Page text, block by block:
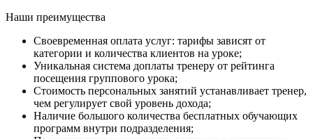
Наши преимущества
Своевременная оплата услуг: тарифы зависят от
категории и количества клиентов на уроке;
Уникальная система доплаты тренеру от рейтинга
посещения группового урока;
Стоимость персональных занятий устанавливает тренер,
чем регулирует свой уровень дохода;
Наличие большого количества бесплатных обучающих
программ внутри подразделения;